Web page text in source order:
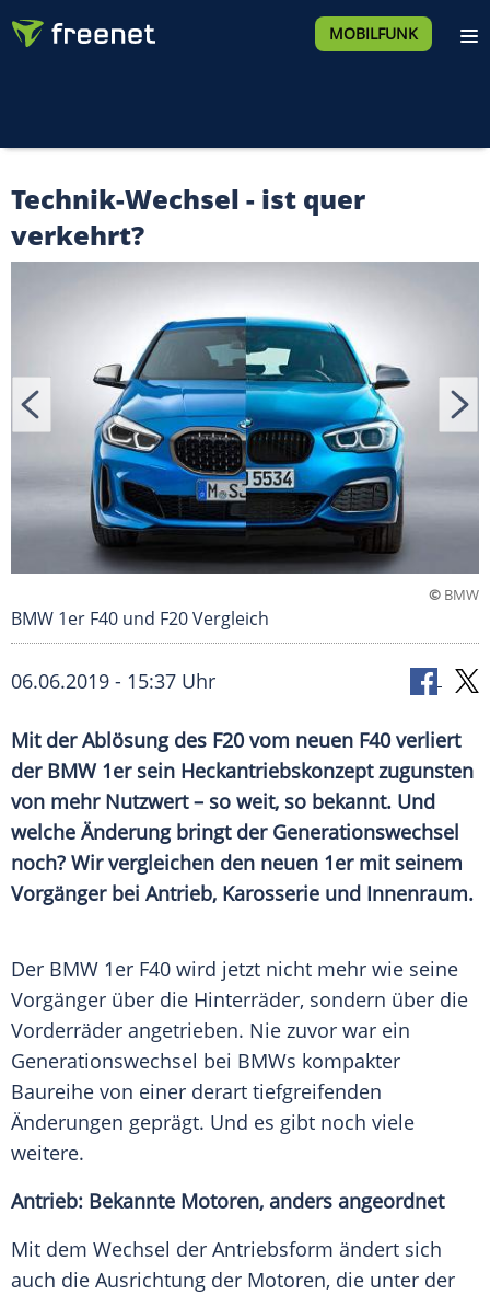
MOBILFUNK
Technik-Wechsel - ist quer
verkehrt?
© BMW
BMW 1er F40 und F20 Vergleich
06.06.2019 - 15:37 Uhr
Mit der Ablösung des F20 vom neuen F40 verliert
der BMW 1er sein Heckantriebskonzept zugunsten
von mehr Nutzwert – so weit, so bekannt. Und
welche Änderung bringt der Generationswechsel
noch? Wir vergleichen den neuen 1er mit seinem
Vorgänger bei Antrieb, Karosserie und Innenraum.
Der BMW 1er F40 wird jetzt nicht mehr wie seine
Vorgänger über die Hinterräder, sondern über die
Vorderräder angetrieben. Nie zuvor war ein
Generationswechsel bei BMWs kompakter
Baureihe von einer derart tiefgreifenden
Änderungen geprägt. Und es gibt noch viele
weitere.
Antrieb: Bekannte Motoren, anders angeordnet
Mit dem Wechsel der Antriebsform ändert sich
auch die Ausrichtung der Motoren, die unter der